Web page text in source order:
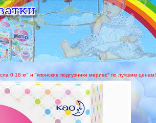
0 18 кг" и "японские подгузники мериес" по лучшим ценам!